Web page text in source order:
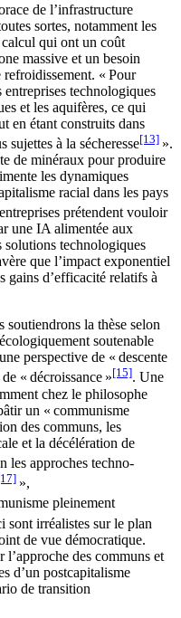
de l’infrastructure
sortes, notamment les
calcul qui ont un coût
massive et un besoin
refroidissement. « Pour
entreprises technologiques
et les aquifères, ce qui
en étant construits dans
sujettes à la sécheresse[13] ».
de minéraux pour produire
les dynamiques
racial dans les pays
prétendent vouloir
une IA alimentée aux
solutions technologiques
que l’impact exponentiel
gains d’efficacité relatifs à
soutiendrons la thèse selon
soutenable
perspective de « descente
« décroissance »[15]. Une
chez le philosophe
un « communisme
des communs, les
et la décélération de
les approches techno-
»,
pleinement
sont irréalistes sur le plan
de vue démocratique.
des communs et
d’un postcapitalisme
de transition